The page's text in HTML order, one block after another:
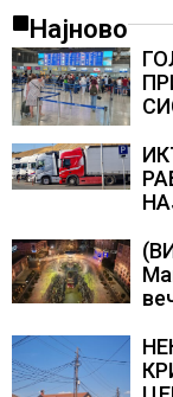
Најново